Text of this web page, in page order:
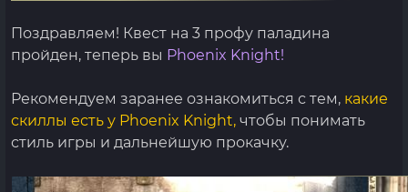
Поздравляем! Квест на 3 профу паладина
пройден, теперь вы Phoenix Knight!
Рекомендуем заранее ознакомиться с тем, какие
скиллы есть у Phoenix Knight, чтобы понимать
стиль игры и дальнейшую прокачку.